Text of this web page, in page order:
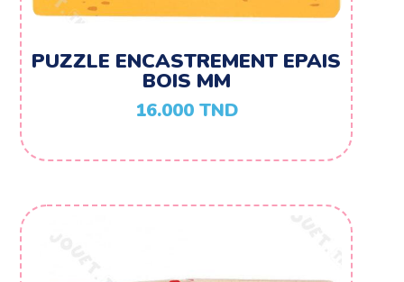
PUZZLE ENCASTREMENT EPAIS
BOIS MM
16.000 TND